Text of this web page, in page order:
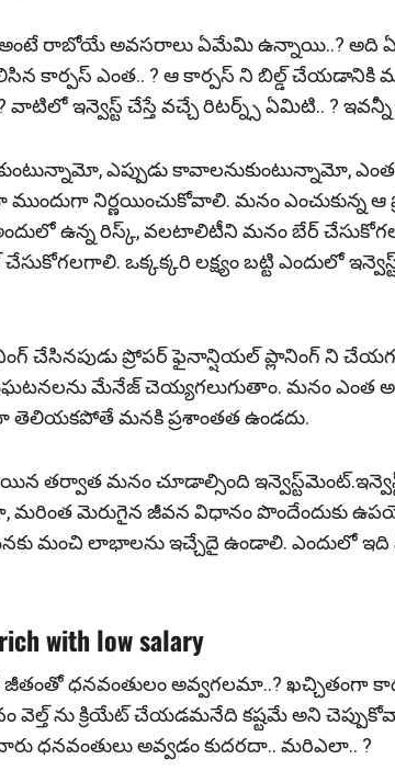
అంటే రాబోయే అవసరాలు ఏమేమి ఉన్నాయి..? అది ఏ
కార్పస్ ఎంత.. ? ఆ కార్పస్ ని బిల్డ్ చేయడానికి
వాటిలో ఇన్వెస్ట్ చేస్తే వచ్చే రిటర్న్స్ ఏమిటి.. ?
ఎప్పుడు కావాలనుకుంటున్నామో, ఎంత
నిర్ణ‌యించుకోవాలి. మ‌నం ఎంచుకున్న ఆ
ఉన్న రిస్క్, వల‌టాలిటీని మనం బేర్‌
ఒక్కక్కరి లక్ష్యం బట్టి ఎందులో
చేసినపుడు ప్రోపర్ ఫైనాన్షియల్ ప్లానింగ్ ని
మేనేజ్ చెయ్యగలుగుతాం. మనం ఎంత
తెలియకపోతే మనకి ప్రశాంతత ఉండదు.
త‌ర్వాత మ‌నం చూడాల్సింది
మ‌రింత మెరుగైన జీవ‌న విధానం పొందేందుకు
మంచి లాభాల‌ను ఇచ్చేదై ఉండాలి. ఎందులో ఇది
with low salary
జీతంతో ధ‌నవంతులం అవ్వగల‌మా..? ఖ‌చ్చితంగా
వెల్త్ ను క్రియేట్ చేయడమనేది క‌ష్ట‌మే అని
ధనవంతులు అవ్వడం కుద‌రదా.. మ‌రిఎలా.. ?